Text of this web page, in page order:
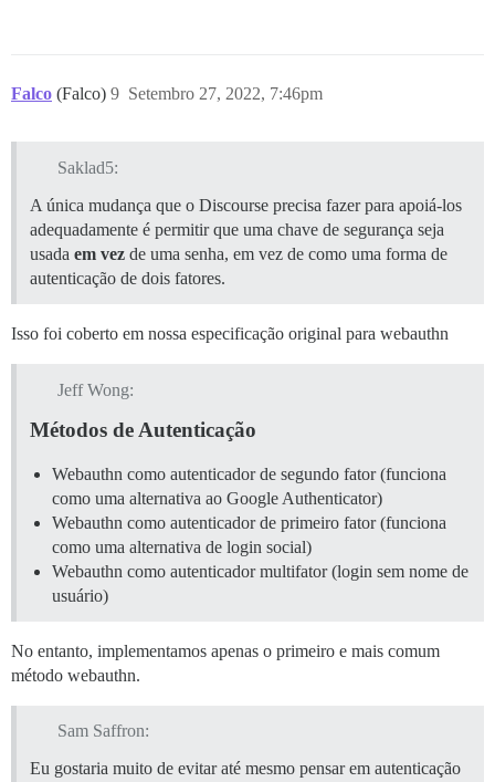
Falco (Falco) Setembro 27, 2022, 7:46pm
9
Saklad5:
A única mudança que o Discourse precisa fazer para apoiá-los
adequadamente é permitir que uma chave de segurança seja
usada em vez de uma senha, em vez de como uma forma de
autenticação de dois fatores.
Isso foi coberto em nossa especificação original para webauthn
Jeff Wong:
Métodos de Autenticação
Webauthn como autenticador de segundo fator (funciona
como uma alternativa ao Google Authenticator)
Webauthn como autenticador de primeiro fator (funciona
como uma alternativa de login social)
Webauthn como autenticador multifator (login sem nome de
usuário)
No entanto, implementamos apenas o primeiro e mais comum
método webauthn.
Sam Saffron:
Eu gostaria muito de evitar até mesmo pensar em autenticação